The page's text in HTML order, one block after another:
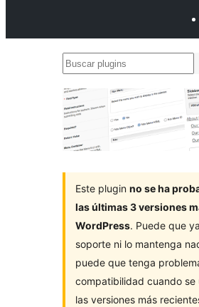
Buscar
Este plugin no se ha
las últimas 3 versiones
WordPress. Puede que
soporte ni lo mantenga
puede que tenga
compatibilidad cuando se
las versiones más